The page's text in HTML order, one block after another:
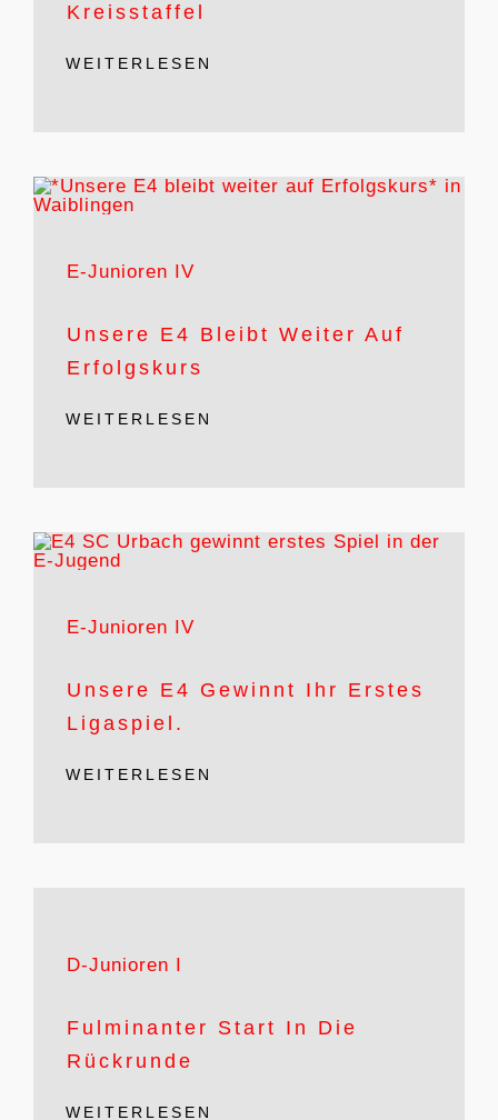
Kreisstaffel
WEITERLESEN
E-Junioren IV
Unsere E4 Bleibt Weiter Auf
Erfolgskurs
WEITERLESEN
E-Junioren IV
Unsere E4 Gewinnt Ihr Erstes
Ligaspiel.
WEITERLESEN
D-Junioren I
Fulminanter Start In Die
Rückrunde
WEITERLESEN